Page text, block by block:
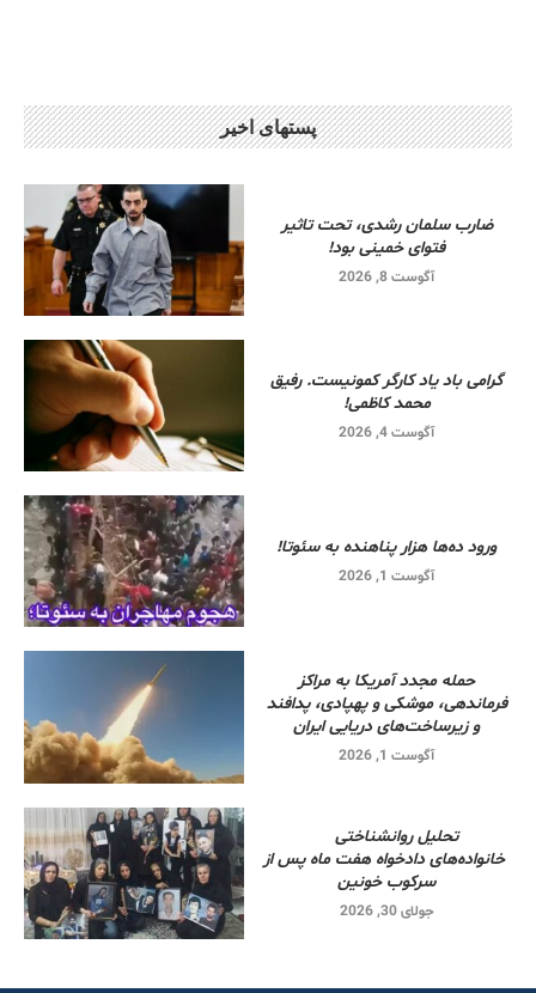
پستهای اخیر
ضارب سلمان رشدی، تحت تاثیر
فتوای خمینی بود!
آگوست 8, 2026
گرامی باد یاد کارگر کمونیست. رفیق
محمد کاظمی!
آگوست 4, 2026
ورود ده‌ها هزار پناهنده به سئوتا!
آگوست 1, 2026
حمله مجدد آمریکا به مراکز
فرماندهی، موشکی و پهپادی، پدافند
و زیرساخت‌های دریایی ایران
آگوست 1, 2026
تحلیل روانشناختی
خانواده‌های دادخواه هفت ماه پس از
سرکوب خونین
جولای 30, 2026